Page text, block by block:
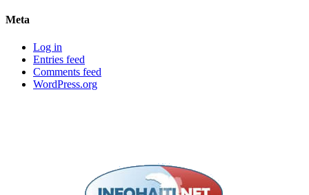
Meta
Log in
Entries feed
Comments feed
WordPress.org